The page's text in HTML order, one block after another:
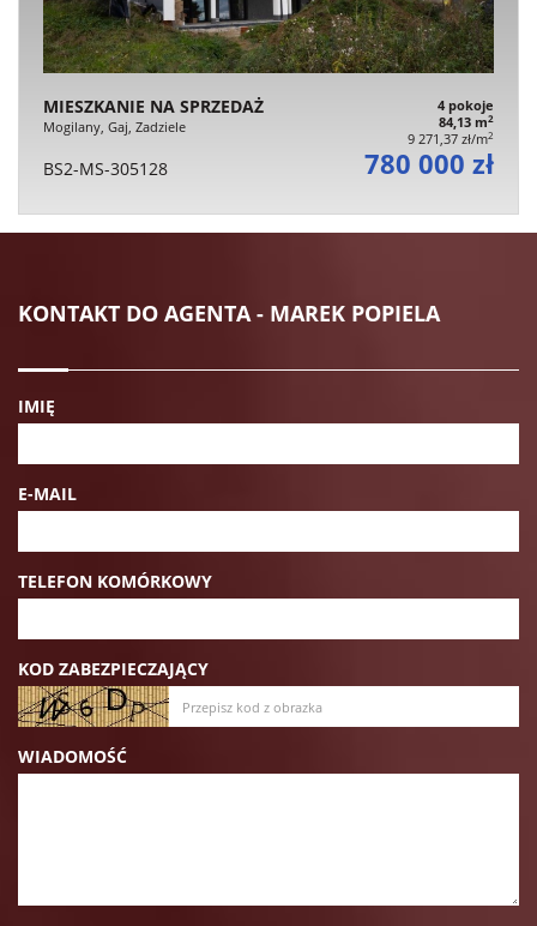
MIESZKANIE NA SPRZEDAŻ
Mogilany, Gaj, Zadziele
4 pokoje
84,13 m2
9 271,37 zł/m2
BS2-MS-305128 780 000 zł
KONTAKT DO AGENTA - MAREK POPIELA
IMIĘ
E-MAIL
TELEFON KOMÓRKOWY
KOD ZABEZPIECZAJĄCY
WIADOMOŚĆ